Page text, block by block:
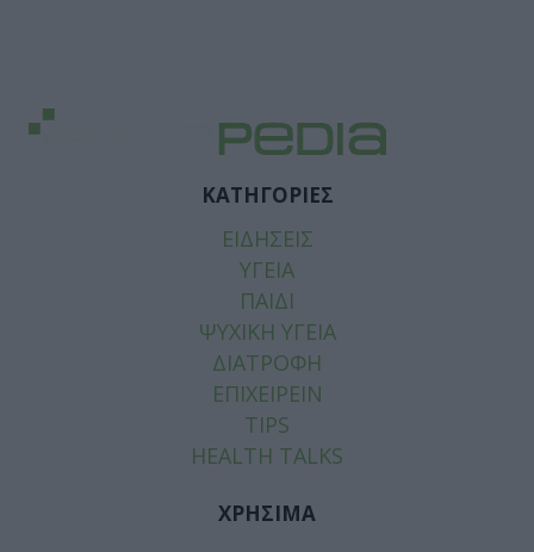
ΚΑΤΗΓΟΡΙΕΣ
ΕΙΔΗΣΕΙΣ
ΥΓΕΙΑ
ΠΑΙΔΙ
ΨΥΧΙΚΗ ΥΓΕΙΑ
ΔΙΑΤΡΟΦΗ
ΕΠΙΧΕΙΡΕΙΝ
TIPS
HEALTH TALKS
ΧΡΗΣΙΜΑ